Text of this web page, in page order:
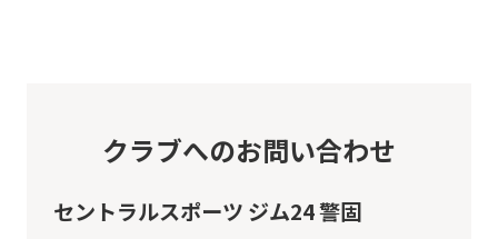
クラブへのお問い合わせ
セントラルスポーツ ジム24 警固
will
translated